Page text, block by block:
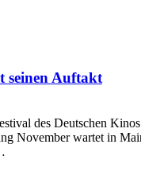
seinen Auftakt
des Deutschen
November wartet in